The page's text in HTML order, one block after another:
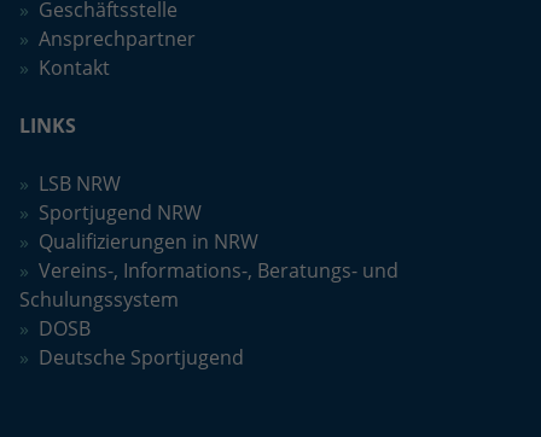
Geschäftsstelle
Ansprechpartner
Kontakt
LINKS
LSB NRW
Sportjugend NRW
Qualifizierungen in NRW
Vereins-, Informations-, Beratungs- und
Schulungssystem
DOSB
Deutsche Sportjugend